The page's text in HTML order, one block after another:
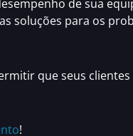
de sua
soluções para os
que seus
!